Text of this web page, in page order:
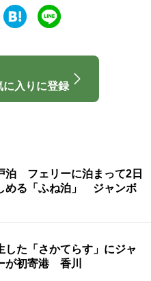
入りに登録
泊 フェリーに泊まって2日
める「ふね泊」 ジャンボ
した「さかてらす」にジャ
が初寄港 香川